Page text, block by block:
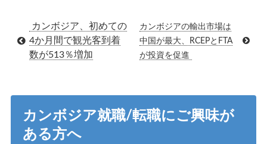
カンボジア、初めての
4か月間で観光客到着
数が513％増加
カンボジアの輸出市場は
中国が最大、RCEPとFTA
が投資を促進
カンボジア就職/転職にご興味が
ある方へ